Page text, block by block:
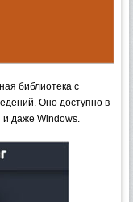
библиотека с
Оно доступно в
и даже Windows.